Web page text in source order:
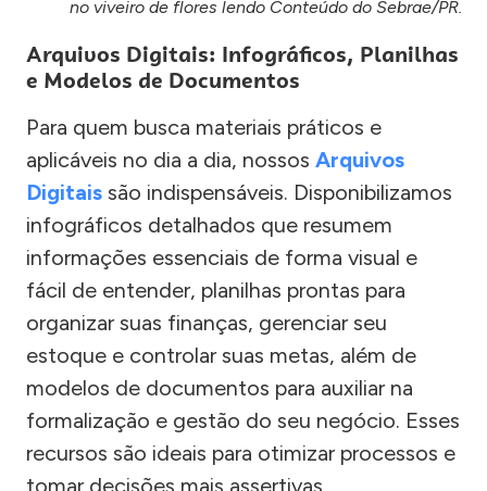
no viveiro de flores lendo Conteúdo do Sebrae/PR.
Arquivos Digitais: Infográficos, Planilhas
e Modelos de Documentos
Para quem busca materiais práticos e
aplicáveis no dia a dia, nossos Arquivos
Digitais são indispensáveis. Disponibilizamos
infográficos detalhados que resumem
informações essenciais de forma visual e
fácil de entender, planilhas prontas para
organizar suas finanças, gerenciar seu
estoque e controlar suas metas, além de
modelos de documentos para auxiliar na
formalização e gestão do seu negócio. Esses
recursos são ideais para otimizar processos e
tomar decisões mais assertivas.